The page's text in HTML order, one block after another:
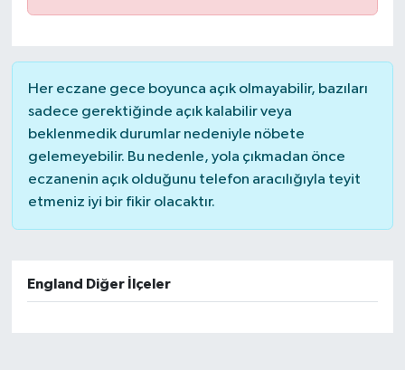
Her eczane gece boyunca açık olmayabilir, bazıları
sadece gerektiğinde açık kalabilir veya
beklenmedik durumlar nedeniyle nöbete
gelemeyebilir. Bu nedenle, yola çıkmadan önce
eczanenin açık olduğunu telefon aracılığıyla teyit
etmeniz iyi bir fikir olacaktır.
England Diğer İlçeler